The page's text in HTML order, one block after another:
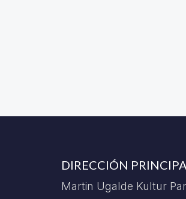
DIRECCIÓN
Martin Ugalde Kultur